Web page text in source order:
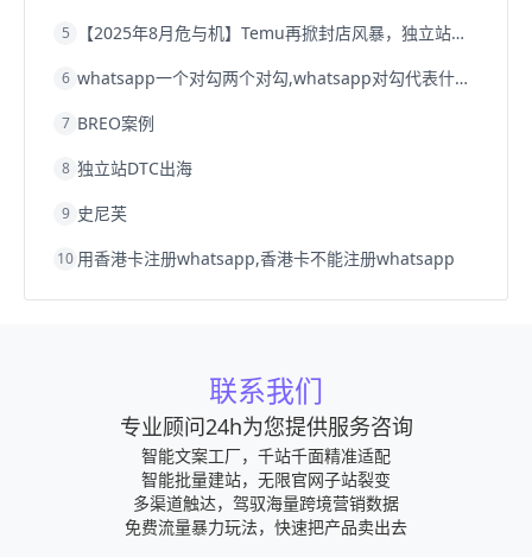
5 【2025年8月危与机】Temu再掀封店风暴，独立站才是跨境卖家的避险通道
6 whatsapp一个对勾两个对勾,whatsapp对勾代表什么意思
7 BREO案例
8 独立站DTC出海
9 史尼芙
10 用香港卡注册whatsapp,香港卡不能注册whatsapp
联系我们
专业顾问24h为您提供服务咨询
智能文案工厂，千站千面精准适配
智能批量建站，无限官网子站裂变
多渠道触达，驾驭海量跨境营销数据
免费流量暴力玩法，快速把产品卖出去